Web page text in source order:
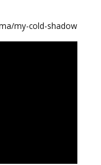
my-cold-shadow